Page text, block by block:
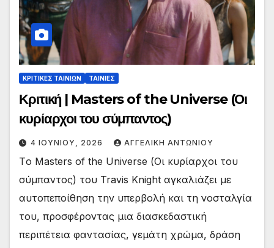
ΚΡΙΤΙΚΕΣ ΤΑΙΝΙΩΝ ΤΑΙΝΙΕΣ
Κριτική | Masters of the Universe (Οι
κυρίαρχοι του σύμπαντος)
4 ΙΟΥΝΊΟΥ, 2026 ΑΓΓΕΛΙΚΉ ΑΝΤΩΝΊΟΥ
Tο Masters of the Universe (Οι κυρίαρχοι του
σύμπαντος) του Travis Knight αγκαλιάζει με
αυτοπεποίθηση την υπερβολή και τη νοσταλγία
του, προσφέροντας μια διασκεδαστική
περιπέτεια φαντασίας, γεμάτη χρώμα, δράση